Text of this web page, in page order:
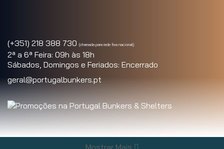
(+351) 218 388 730 (chamada para rede fixa nacional)
2ª a 6ª Feira: 09h às 18h
Sábados, Domingos e Feriados: Encerrado
geral@portugalbunkers.pt